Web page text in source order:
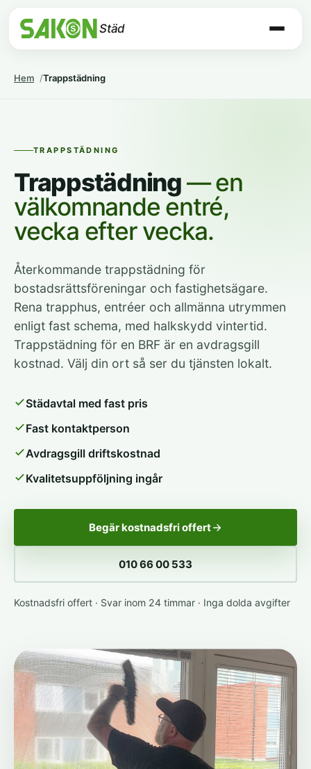
Städ
Hem Trappstädning
TRAPPSTÄDNING
Trappstädning— en
välkomnande entré,
vecka efter vecka.
Återkommande trappstädning för
bostadsrättsföreningar och fastighetsägare.
Rena trapphus, entréer och allmänna utrymmen
enligt fast schema, med halkskydd vintertid.
Trappstädning för en BRF är en avdragsgill
kostnad. Välj din ort så ser du tjänsten lokalt.
Städavtal med fast pris
Fast kontaktperson
Avdragsgill driftskostnad
Kvalitetsuppföljning ingår
Begär kostnadsfri offert
010 66 00 533
Kostnadsfri offert · Svar inom 24 timmar · Inga dolda avgifter